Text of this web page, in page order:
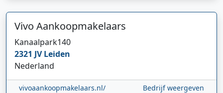
Vivo Aankoopmakelaars
Kanaalpark140
2321 JVLeiden
Nederland
vivoaankoopmakelaars.nl/ Bedrijf weergeven